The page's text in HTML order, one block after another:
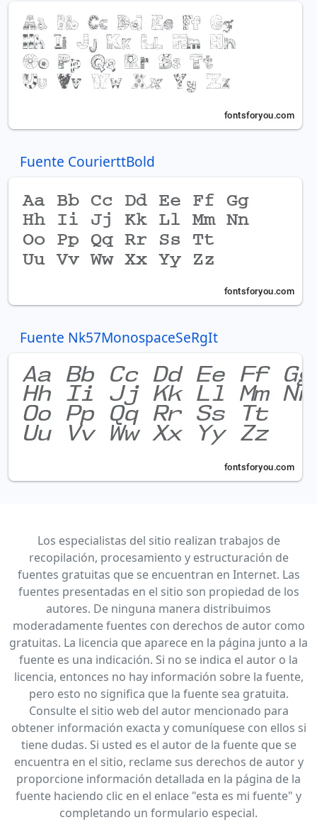
Fuente CourierttBold
Fuente Nk57MonospaceSeRgIt
Los especialistas del sitio realizan trabajos de
recopilación, procesamiento y estructuración de
fuentes gratuitas que se encuentran en Internet. Las
fuentes presentadas en el sitio son propiedad de los
autores. De ninguna manera distribuimos
moderadamente fuentes con derechos de autor como
gratuitas. La licencia que aparece en la página junto a la
fuente es una indicación. Si no se indica el autor o la
licencia, entonces no hay información sobre la fuente,
pero esto no significa que la fuente sea gratuita.
Consulte el sitio web del autor mencionado para
obtener información exacta y comuníquese con ellos si
tiene dudas. Si usted es el autor de la fuente que se
encuentra en el sitio, reclame sus derechos de autor y
proporcione información detallada en la página de la
fuente haciendo clic en el enlace "esta es mi fuente" y
completando un formulario especial.